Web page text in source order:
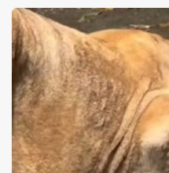
及相關報導指出，一
住腿部，同行成年象
電設備，最後將充電
困。不過，截至目前
況正在核實，因此這
後續官方調查結果為準。 為避免發生
外，潘先生表示，發
場人員立即切斷三相
群。他指出，充電設
公分，事後檢查發現
壞，因此沒有發生野象觸電
極強的大型貓科動物
讓不少網友好奇，為
雪豹會結伴同行。專
豹應屬未成年個體，
正處於離開母豹後的
屬於自然生態現象。 根據影片當事人雷先生表
示，事件發生於8月3
人自拉薩返程成都，
時，遠遠發現路中央
以為是流浪犬，隨著